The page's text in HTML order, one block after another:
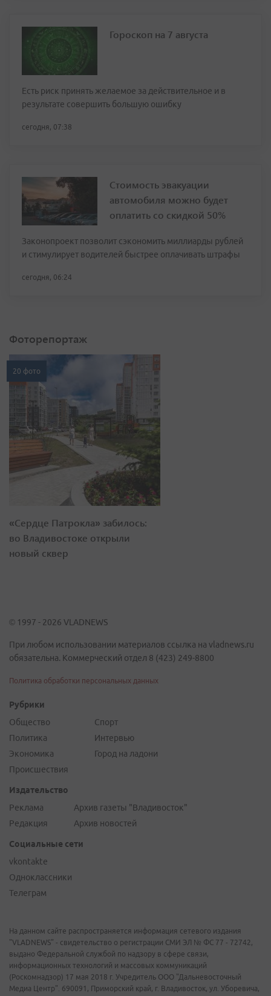
Гороскоп на 7 августа
Есть риск принять желаемое за действительное и в
результате совершить большую ошибку
сегодня, 07:38
Стоимость эвакуации
автомобиля можно будет
оплатить со скидкой 50%
Законопроект позволит сэкономить миллиарды рублей
и стимулирует водителей быстрее оплачивать штрафы
сегодня, 06:24
Фоторепортаж
20 фото
«Сердце Патрокла» забилось:
во Владивостоке открыли
новый сквер
© 1997 - 2026 VLADNEWS
При любом использовании материалов ссылка на vladnews.ru
обязательна. Коммерческий отдел 8 (423) 249-8800
Политика обработки персональных данных
Рубрики
Общество
Политика
Экономика
Происшествия
Спорт
Интервью
Город на ладони
Издательство
Реклама
Редакция
Архив газеты "Владивосток"
Архив новостей
Социальные сети
vkontakte
Одноклассники
Телеграм
На данном сайте распространяется информация сетевого издания
"VLADNEWS" - свидетельство о регистрации СМИ ЭЛ № ФС 77 - 72742,
выдано Федеральной службой по надзору в сфере связи,
информационных технологий и массовых коммуникаций
(Роскомнадзор) 17 мая 2018 г. Учредитель ООО "Дальневосточный
Медиа Центр". 690091, Приморский край, г. Владивосток, ул. Уборевича,